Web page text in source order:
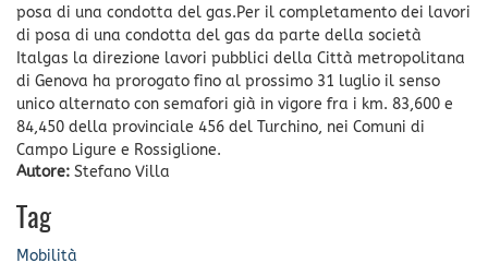
posa di una condotta del gas.Per il completamento dei lavori
di posa di una condotta del gas da parte della società
Italgas la direzione lavori pubblici della Città metropolitana
di Genova ha prorogato fino al prossimo 31 luglio il senso
unico alternato con semafori già in vigore fra i km. 83,600 e
84,450 della provinciale 456 del Turchino, nei Comuni di
Campo Ligure e Rossiglione.
Autore: Stefano Villa
Tag
Mobilità